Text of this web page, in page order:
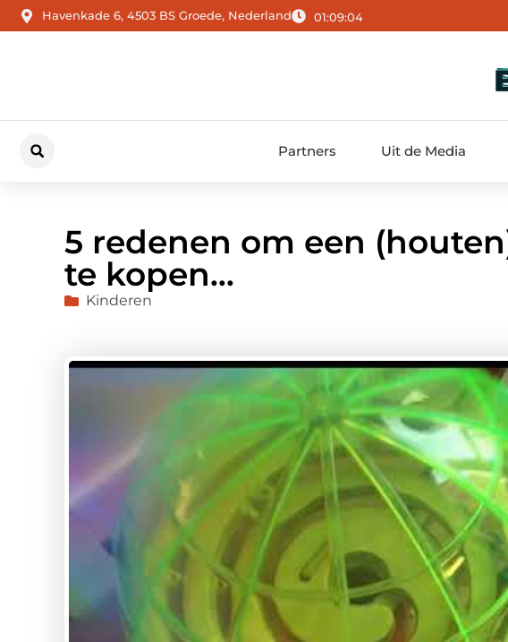
Havenkade 6, 4503 BS Groede, Nederland 01:09:05
Partners Uit de Media
5 redenen om een
te kopen…
Kinderen